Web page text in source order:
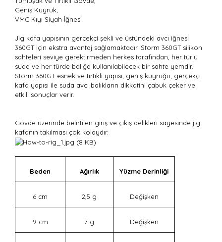
Geniş Kuyruk,
VMC Kıyı Siyah İğnesi
Jig kafa yapısının gerçekçi şekli ve üstündeki avcı iğnesi
360GT için ekstra avantaj sağlamaktadır. Storm 360GT silikon
sahteleri seviye gerektirmeden herkes tarafından, her türlü
suda ve her türde balığa kullanılabilecek bir sahte yemdir.
Storm 360GT esnek ve tırtıklı yapısı, geniş kuyruğu, gerçekçi
kafa yapısı ile suda avcı balıkların dikkatini çabuk çeker ve
etkili sonuçlar verir.
Gövde üzerinde belirtilen giriş ve çıkış delikleri sayesinde jig
kafanın takılması çok kolaydır.
Beden Ağırlık Yüzme Derinliği
6 cm 2,5 g Değişken
9 cm 7 g Değişken